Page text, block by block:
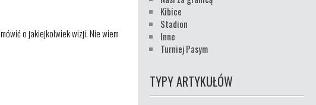
o jakiejkolwiek wizji. Nie wiem
Kibice
Stadion
Inne
Turniej Pasym
TYPY ARTYKUŁÓW